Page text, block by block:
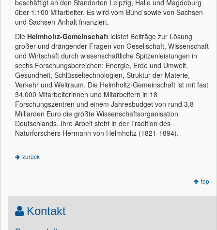
beschäftigt an den Standorten Leipzig, Halle und Magdeburg
über 1.100 Mitarbeiter. Es wird vom Bund sowie von Sachsen
und Sachsen-Anhalt finanziert.
Die Helmholtz-Gemeinschaft leistet Beiträge zur Lösung
großer und drängender Fragen von Gesellschaft, Wissenschaft
und Wirtschaft durch wissenschaftliche Spitzenleistungen in
sechs Forschungsbereichen: Energie, Erde und Umwelt,
Gesundheit, Schlüsseltechnologien, Struktur der Materie,
Verkehr und Weltraum. Die Helmholtz-Gemeinschaft ist mit fast
34.000 Mitarbeiterinnen und Mitarbeitern in 18
Forschungszentren und einem Jahresbudget von rund 3,8
Milliarden Euro die größte Wissenschaftsorganisation
Deutschlands. Ihre Arbeit steht in der Tradition des
Naturforschers Hermann von Helmholtz (1821-1894).
zurück
top
Kontakt